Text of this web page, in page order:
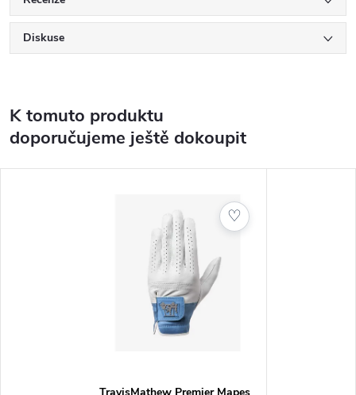
Diskuse
K tomuto produktu
doporučujeme ještě dokoupit
♡